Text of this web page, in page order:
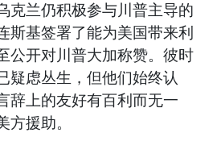
克兰仍积极参与川普主导的
斯基签署了能为美国带来利
公开对川普大加称赞。彼时
疑虑丛生，但他们始终认
辞上的友好有百利而无一
援助。